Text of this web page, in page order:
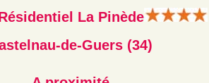
La Pinède
de-Guers (34)